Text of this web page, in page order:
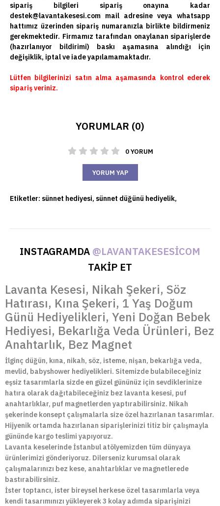
sipariş bilgileri sipariş onayına kadar
destek@lavantakesesi.com mail adresine veya whatsapp
hattımız üzerinden sipariş numaranızla birlikte bildirmeniz
gerekmektedir. Firmamız tarafından onaylanan siparişlerde
(hazırlanıyor bildirimi) baskı aşamasına alındığı için
değişiklik, iptal ve iade yapılamamaktadır.
Lütfen bilgilerinizi satın alma aşamasında kontrol ederek
sipariş veriniz.
YORUMLAR (0)
0 YORUM
YORUM YAP
Etiketler: sünnet hediyesi, sünnet düğünü hediyelik,
INSTAGRAMDA @LAVANTAKESESICOM
TAKİP ET
Lavanta Kesesi, Nikah Şekeri, Söz
Hatırası, Kına Şekeri, 1 Yaş Doğum
Günü Hediyelikleri, Yeni Doğan Bebek
Hediyesi, Bekarlığa Veda Ürünleri, Bez
Anahtarlık, Bez Magnet
İlginç düğün, kına, nikah, söz, isteme, nişan, bekarlığa veda,
mevlid, babyshower hediyelikleri. Sitemizde bulabileceğiniz
eşsiz tasarımlarla sizde en güzel gününüz için sevdiklerinize
hatıra olarak dağıtabileceğiniz bez lavanta kesesi, puf
anahtarlıklar, puf magnetlerden yaptırabilirsiniz. Nikah
şekerinde konsept çalışmalarla size özel hazırlanan tasarımlar.
Hijyenik ortamda hazırlanan siparişlerinizi titiz bir çalışmayla
gününde kargo teslimi yapıyoruz.
Lavanta keselerinde İstanbul atölyemizden tüm dünyaya
ürünlerimizi gönderiyoruz. Dilerseniz kurumsal olarak
çalışmalarınızı bez kese, anahtarlıklar ve magnetlerede
bastırabilirsiniz.
İster toptancı, ister bireysel herkese özel tasarımlarla veya
kendi tasarımınızı yükleyerek 3 kolay adımda siparişinizi